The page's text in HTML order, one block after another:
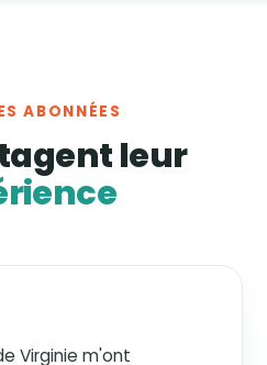
ABONNÉES
leur
Virginie m'ont